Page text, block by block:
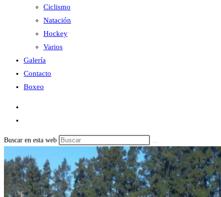
Ciclismo
Natación
Hockey
Varios
Galería
Contacto
Boxeo
Buscar en esta web